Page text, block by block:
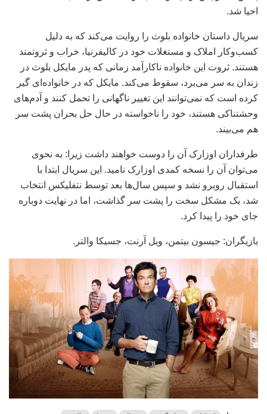
احیا شد.
سریال داستان خانواده بلوث را روایت می‌کند که به دلیل
کسب‌وکار املاک و مستغلات خود در کالیفرنیا، خراب و ثروتمند
هستند. ثروت این خانواده ناکارآمد زمانی که پدر مایکل بلوث در
زندان به سر می‌برد، سقوط می‌کند. مایکل که در خانواده‌ای گیر
کرده است که نمی‌توانند این تغییر ناگهانی را تحمل کنند و آدم‌های
وحشتناکی هستند، خود را ناخواسته در حال حل بحران پشت سر
هم می‌بیند.
طرفداران اوزارک آن را دوست خواهند داشت زیرا: به نحوی
می‌توان آن را نسخه کمدی اوزارک نامید. این سریال ابتدا با
استقبال روبرو نشد و سپس سال‌ها بعد توسط نتفلیکس انتخاب
شد، یک مشکل سخت را پشت سر گذاشت، اما در نهایت دوباره
جای خود را پیدا کرد.
بازیگران: جیسون بیتمن، ویل آرنت، جسیکا والتر.